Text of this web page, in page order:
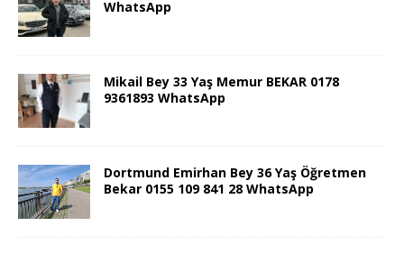
WhatsApp
Mikail Bey 33 Yaş Memur BEKAR 0178
9361893 WhatsApp
Dortmund Emirhan Bey 36 Yaş Öğretmen
Bekar 0155 109 841 28 WhatsApp